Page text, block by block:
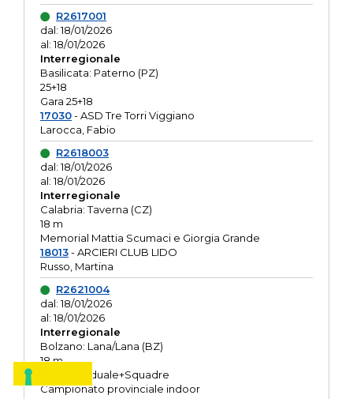
R2617001
dal: 18/01/2026
al: 18/01/2026
Interregionale
Basilicata: Paterno (PZ)
25+18
Gara 25+18
17030- ASD Tre Torri Viggiano
Larocca, Fabio
R2618003
dal: 18/01/2026
al: 18/01/2026
Interregionale
Calabria: Taverna (CZ)
18 m
Memorial Mattia Scumaci e Giorgia Grande
18013- ARCIERI CLUB LIDO
Russo, Martina
R2621004
dal: 18/01/2026
al: 18/01/2026
Interregionale
Bolzano: Lana/Lana (BZ)
18 m
O.R. Individuale+Squadre
Campionato provinciale indoor